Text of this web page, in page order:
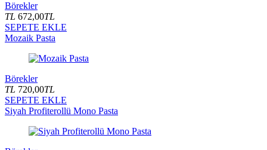
Börekler
TL 672,00TL
SEPETE EKLE
Mozaik Pasta
Börekler
TL 720,00TL
SEPETE EKLE
Siyah Profiterollü Mono Pasta